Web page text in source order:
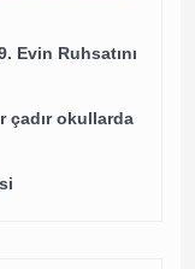
Evin Ruhsatını
çadır okullarda